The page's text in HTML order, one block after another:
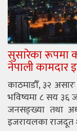
सुसारेका रूपमा
नेपाली कामदार
काठमाडौँ, ३२
भविष्यमा ८ सय
जनसङ्ख्या तथा
इजरायलका